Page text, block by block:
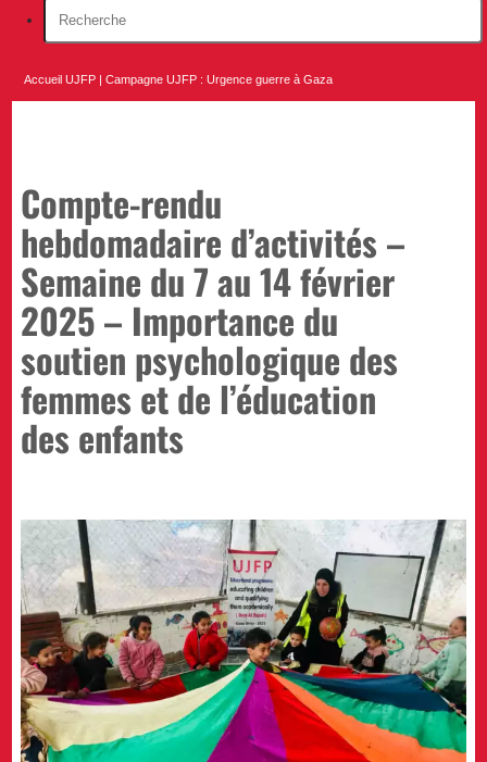
Accueil UJFP |Campagne UJFP : Urgence guerre à Gaza
Compte-rendu
hebdomadaire d’activités –
Semaine du 7 au 14 février
2025 – Importance du
soutien psychologique des
femmes et de l’éducation
des enfants